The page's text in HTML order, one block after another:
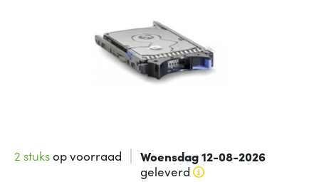
2 stuksop voorraad Woensdag 12-08-2026
geleverd